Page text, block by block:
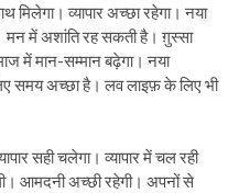
मिलेगा। व्यापार अच्छा रहेगा। नया
मन में अशांति रह सकती है। ग़ुस्सा
में मान-सम्मान बढ़ेगा। नया
समय अच्छा है। लव लाइफ़ के लिए भी
सही चलेगा। व्यापार में चल रही
आमदनी अच्छी रहेगी। अपनों से